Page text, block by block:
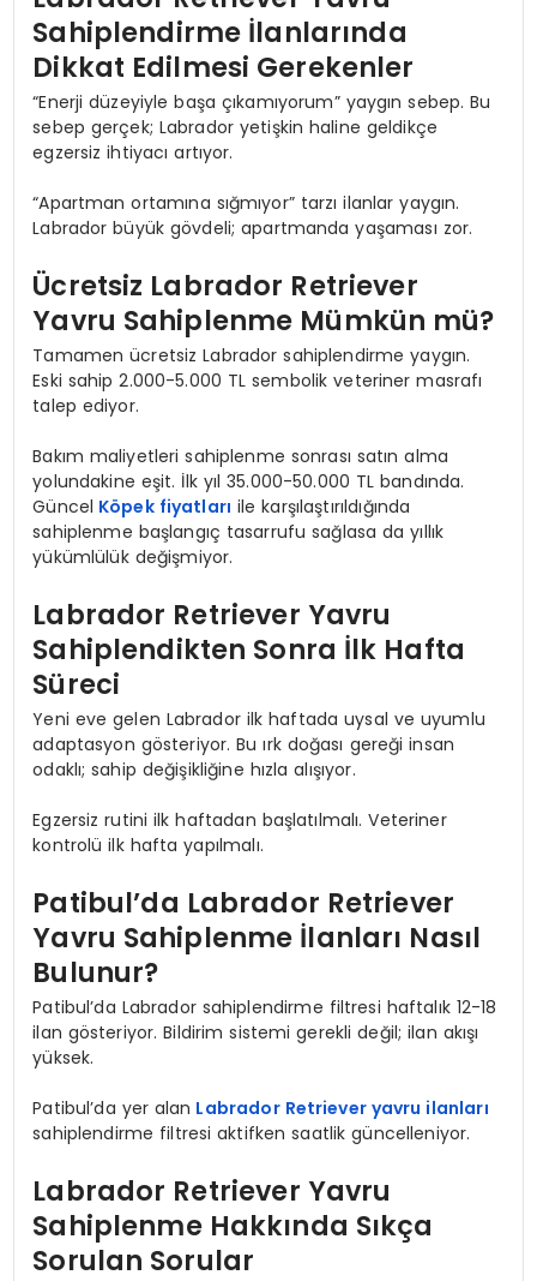
Sahiplendirme İlanlarında
Dikkat Edilmesi Gerekenler
“Enerji düzeyiyle başa çıkamıyorum” yaygın sebep. Bu
sebep gerçek; Labrador yetişkin haline geldikçe
egzersiz ihtiyacı artıyor.
“Apartman ortamına sığmıyor” tarzı ilanlar yaygın.
Labrador büyük gövdeli; apartmanda yaşaması zor.
Ücretsiz Labrador Retriever
Yavru Sahiplenme Mümkün mü?
Tamamen ücretsiz Labrador sahiplendirme yaygın.
Eski sahip 2.000-5.000 TL sembolik veteriner masrafı
talep ediyor.
Bakım maliyetleri sahiplenme sonrası satın alma
yolundakine eşit. İlk yıl 35.000-50.000 TL bandında.
Güncel Köpek fiyatları ile karşılaştırıldığında
sahiplenme başlangıç tasarrufu sağlasa da yıllık
yükümlülük değişmiyor.
Labrador Retriever Yavru
Sahiplendikten Sonra İlk Hafta
Süreci
Yeni eve gelen Labrador ilk haftada uysal ve uyumlu
adaptasyon gösteriyor. Bu ırk doğası gereği insan
odaklı; sahip değişikliğine hızla alışıyor.
Egzersiz rutini ilk haftadan başlatılmalı. Veteriner
kontrolü ilk hafta yapılmalı.
Patibul’da Labrador Retriever
Yavru Sahiplenme İlanları Nasıl
Bulunur?
Patibul’da Labrador sahiplendirme filtresi haftalık 12-18
ilan gösteriyor. Bildirim sistemi gerekli değil; ilan akışı
yüksek.
Patibul’da yer alan Labrador Retriever yavru ilanları
sahiplendirme filtresi aktifken saatlik güncelleniyor.
Labrador Retriever Yavru
Sahiplenme Hakkında Sıkça
Sorulan Sorular